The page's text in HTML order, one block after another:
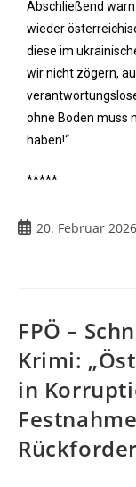
Abschließend
wieder
diese im
wir nicht zögern,
ohne Boden muss
haben!“
*****
20. Februar 2026
FPÖ –
Krimi:
in